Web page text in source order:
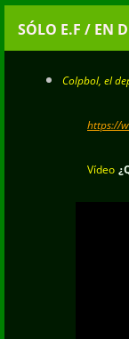
SÓLO E.F / EN
Colpbol, el
https://
Vídeo